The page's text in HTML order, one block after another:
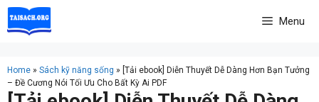
Skip
to
Menu
Home » Sách kỹ năng sống » [Tải ebook] Diễn Thuyết Dễ Dàng Hơn Bạn Tưởng
– Đề Cương Nói Tối Ưu Cho Bất Kỳ Ai PDF